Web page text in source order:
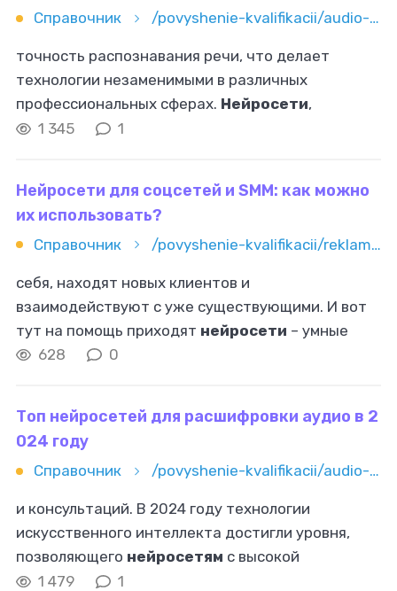
Справочник /povyshenie-kvalifikacii/audio-i-video/top-neyrosetey-dlya-transkribacii-audio-v-2024-godu
точность распознавания речи, что делает
технологии незаменимыми в различных
профессиональных сферах. Нейросети,
способные расшифровывать аудио, находят
1 345 1
Нейросети для соцсетей и SMM: как можно
их использовать?
Справочник /povyshenie-kvalifikacii/reklama-i-marketing/smm/neyroseti-dlya-socsetey-i-smm-kak-mojno-ih-ispolzovat
себя, находят новых клиентов и
взаимодействуют с уже существующими. И вот
тут на помощь приходят нейросети – умные
системы, которые могут выполнять массу задач
628 0
Топ нейросетей для расшифровки аудио в 2
024 году
Справочник /povyshenie-kvalifikacii/audio-i-video/top-neyrosetey-dlya-rasshifrovki-audio-v-2024-godu
и консультаций. В 2024 году технологии
искусственного интеллекта достигли уровня,
позволяющего нейросетям с высокой
точностью расшифровывать аудио, несмотря на
1 479 1